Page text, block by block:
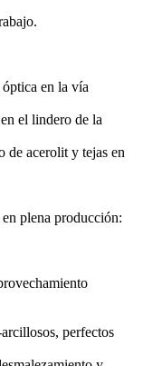
en la vía
el lindero de la
de acerolit y tejas en
plena producción:
perfectos